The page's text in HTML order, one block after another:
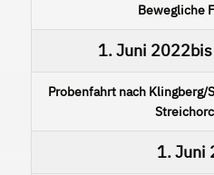
Bewegliche
1. Juni 2022bis
Probenfahrt nach Klingberg/
1. Juni